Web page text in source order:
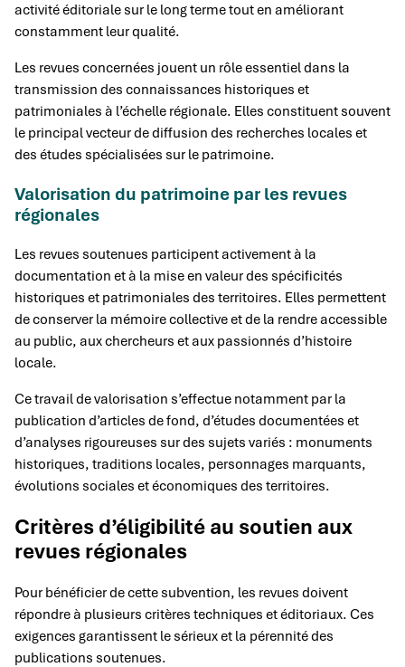
activité éditoriale sur le long terme tout en améliorant
constamment leur qualité.
Les revues concernées jouent un rôle essentiel dans la
transmission des connaissances historiques et
patrimoniales à l’échelle régionale. Elles constituent souvent
le principal vecteur de diffusion des recherches locales et
des études spécialisées sur le patrimoine.
Valorisation du patrimoine par les revues
régionales
Les revues soutenues participent activement à la
documentation et à la mise en valeur des spécificités
historiques et patrimoniales des territoires. Elles permettent
de conserver la mémoire collective et de la rendre accessible
au public, aux chercheurs et aux passionnés d’histoire
locale.
Ce travail de valorisation s’effectue notamment par la
publication d’articles de fond, d’études documentées et
d’analyses rigoureuses sur des sujets variés : monuments
historiques, traditions locales, personnages marquants,
évolutions sociales et économiques des territoires.
Critères d’éligibilité au soutien aux
revues régionales
Pour bénéficier de cette subvention, les revues doivent
répondre à plusieurs critères techniques et éditoriaux. Ces
exigences garantissent le sérieux et la pérennité des
publications soutenues.